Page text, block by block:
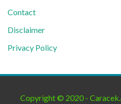
Contact
Disclaimer
Privacy Policy
Copyright © 2020 -